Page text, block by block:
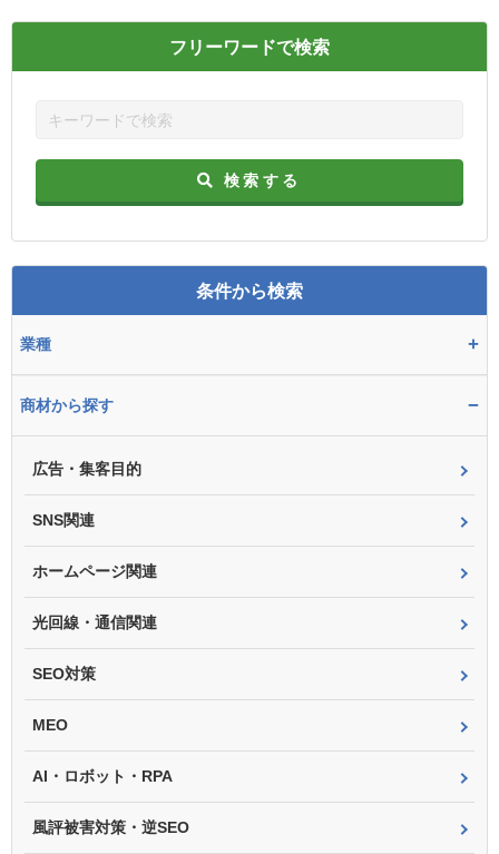
フリーワードで検索
検索する
条件から検索
業種 +
商材から探す −
広告・集客目的
SNS関連
ホームページ関連
光回線・通信関連
SEO対策
MEO
AI・ロボット・RPA
風評被害対策・逆SEO